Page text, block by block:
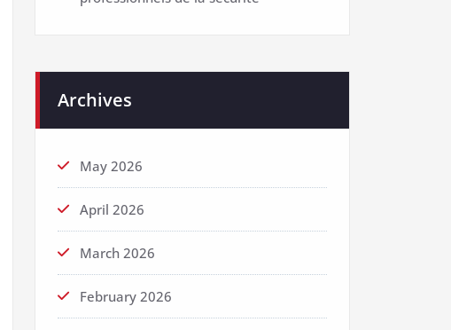
Archives
May 2026
April 2026
March 2026
February 2026